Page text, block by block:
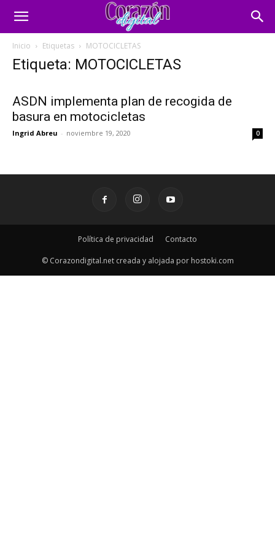
Inicio Etiquetas MOTOCICLETAS
Etiqueta: MOTOCICLETAS
ASDN implementa plan de recogida de
basura en motocicletas
Ingrid Abreu - noviembre 19, 2020 0
Política de privacidad Contacto
© Corazondigital.net creada y alojada por hostoki.com